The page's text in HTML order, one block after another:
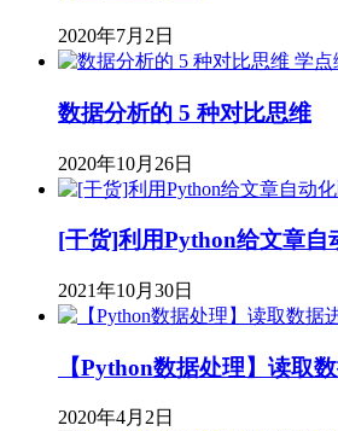
2020年7月2日
学点
数据分析的 5 种对比思维
2020年10月26日
[干货]利用Python给文章自
2021年10月30日
【Python数据处理】读取
2020年4月2日